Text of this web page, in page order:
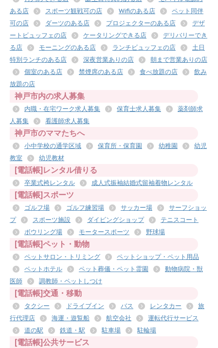
ある店
スポーツ観戦可の店 Wifiのある店
ペット同伴
可の店
ダーツのある店 プロジェクターのある店
デザ
ートビュッフェの店
ケータリングできる店
デリバリーでき
る店
モーニングのある店 ランチビュッフェの店
土日
特別ランチのある店
深夜営業ありの店
朝まで営業ありの店
個室のある店
禁煙席のある店 食べ放題の店
飲み
放題の店
神戸市内の求人募集
内職・在宅ワーク求人募集 保育士求人募集
薬剤師求
人募集
看護師求人募集
神戸市のママたちへ
小中学校の通学区域 保育所・保育園 幼稚園
幼児
教室
幼児教材
[電話帳]レンタル借りる
卒業式袴レンタル 成人式振袖結婚式留袖着物レンタル
[電話帳]スポーツ
ゴルフ場 ゴルフ練習場 サッカー場
サーフショッ
プ
スポーツ施設 ダイビングショップ
テニスコート
ボウリング場
モータースポーツ 野球場
[電話帳]ペット・動物
ペットサロン・トリミング
ペットショップ・ペット用品
ペットホテル
ペット葬儀・ペット霊園
動物病院・獣
医師
調教師・ペットしつけ
[電話帳]交通・移動
タクシー ドライブイン バス レンタカー
旅
行代理店
海運・遊覧船 航空会社
運転代行サービス
道の駅
鉄道・駅 駐車場 駐輪場
[電話帳]公共サービス